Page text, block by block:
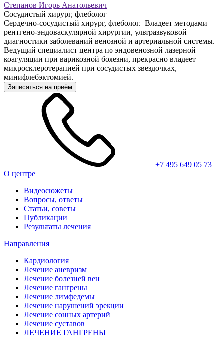
Степанов Игорь Анатольевич
Сосудистый хирург, флеболог
Сердечно-сосудистый хирург, флеболог. Владеет методами
рентгено-эндоваскулярной хирургии, ультразвуковой
диагностики заболеваний венозной и артериальной системы.
Ведущий специалист центра по эндовенозной лазерной
коагуляции при варикозной болезни, прекрасно владеет
микросклеротерапией при сосудистых звездочках,
минифлебэктомией.
Записаться на приём
+7 495 649 05 73
О центре
Видеосюжеты
Вопросы, ответы
Статьи, советы
Публикации
Результаты лечения
Направления
Кардиология
Лечение аневризм
Лечение болезней вен
Лечение гангрены
Лечение лимфедемы
Лечение нарушений эрекции
Лечение сонных артерий
Лечение суставов
ЛЕЧЕНИЕ ГАНГРЕНЫ